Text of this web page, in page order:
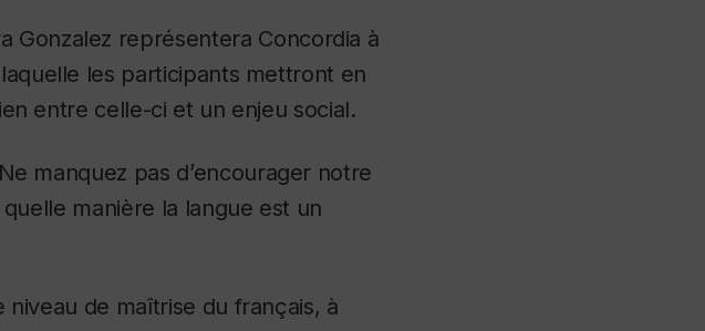
Gonzalez représentera Concordia à
les participants mettront en
entre celle-ci et un enjeu social.
manquez pas d’encourager notre
manière la langue est un
de maîtrise du français, à